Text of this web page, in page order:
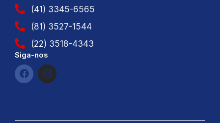
(41) 3345-6565
(81) 3527-1544
(22) 3518-4343
Siga-nos
F
a
I
n